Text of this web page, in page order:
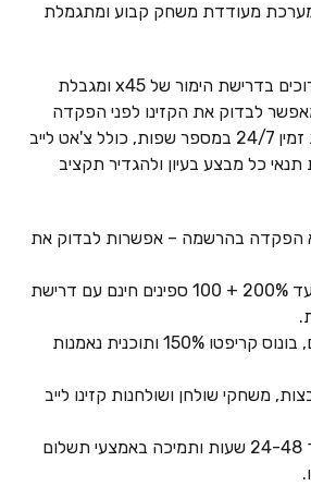
המערכת מעודדת משחק קבוע ומתגמלת
הספינים ללא הפקדה כרוכים בדרישת הימור של x45 ומגבלת
מה שמאפשר לבדוק את הקזינו לפני הפקדה
ראשונה. שירות הלקוחות זמין 24/7 במספר שפות, כולל צ'אט לייב
כל מבצע בעיון ולהגדיר תקציב
ללא הפקדה בהרשמה – אפשרות לבדוק את
חבילת קבלת פנים עד 200% + 100 ספינים חינם עם דרישת
בונוסי רילוד שבועיים, בונוס קריפטו 150% ותוכנית נאמנות
משחקי שולחן ושולחנות קזינו לייב
משיכות מהירות תוך 24-48 שעות ותמיכה באמצעי תשלום